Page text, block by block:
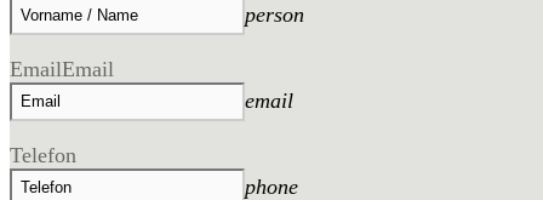
person
EmailEmail
email
Telefon
phone